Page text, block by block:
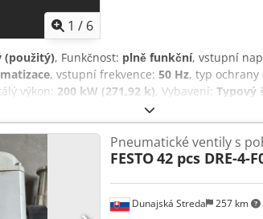
1 / 6
(použitý), Funkčnost: plně funkční, vstupní
, vstupní frekvence: 50 Hz, typ ochrany
výkon: 200 kW (271,92 k), Vybavení: Typový
Unidrive M000-104 03200 EU0
KVALITY! ° Snadné ovládání díky
Djdpfx Aszrc Dyjb Djkr ° Originální
již pouze 1 kus! Položka byla resetována
v jakém ji dodal výrobce. Optický stav si
a připravena k okamžitému použití.
Dunajská Streda 257 km
Pneumatické ventily s
FESTO42 pcs DRE-4-